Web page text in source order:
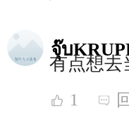
จุ๊บ
有点想去
1